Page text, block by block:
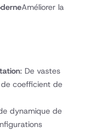
Améliorer la
: De vastes
coefficient de
dynamique de